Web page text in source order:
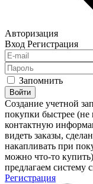
Авторизация
Вход Регистрация
Запомнить
Войти
Создание учетной
покупки быстрее (не
контактную
видеть заказы,
накапливать при
можно что-то
предлагаем систему
Регистрация